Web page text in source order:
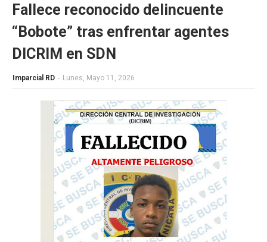
Fallece reconocido delincuente
“Bobote” tras enfrentar agentes
DICRIM en SDN
Imparcial RD - Lunes, Mayo 11, 2026